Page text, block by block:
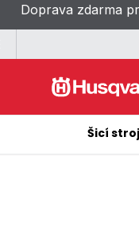
Doprava zdarma
Šicí